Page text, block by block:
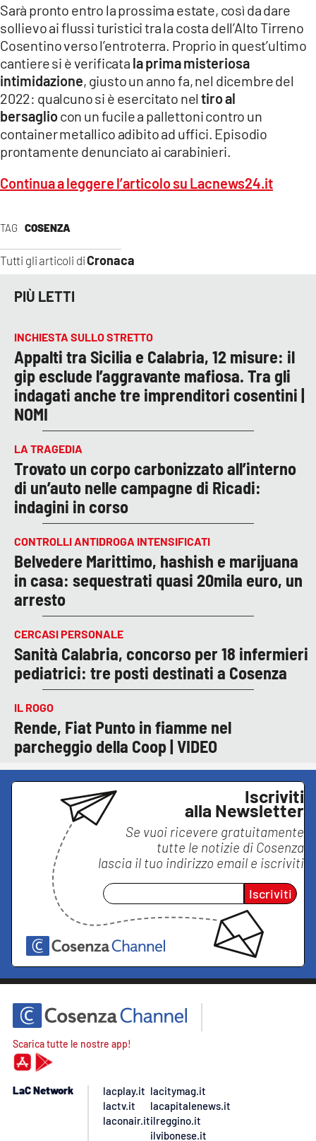
TAG COSENZA
Tutti gli articoli diCronaca
Sarà pronto entro la prossima estate, così da dare
sollievo ai flussi turistici tra la costa dell’Alto Tirreno
Cosentino verso l’entroterra. Proprio in quest’ultimo
cantiere si è verificata la prima misteriosa
intimidazione, giusto un anno fa, nel dicembre del
2022: qualcuno si è esercitato neltiro al
bersagliocon un fucile a pallettoni contro un
container metallico adibito ad uffici. Episodio
prontamente denunciato ai carabinieri.
Continua a leggere l’articolo su Lacnews24.it
PIÙ LETTI
INCHIESTA SULLO STRETTO
Appalti tra Sicilia e Calabria, 12 misure: il
gip esclude l’aggravante mafiosa. Tra gli
indagati anche tre imprenditori cosentini |
NOMI
LA TRAGEDIA
Trovato un corpo carbonizzato all’interno
di un’auto nelle campagne di Ricadi:
indagini in corso
CONTROLLI ANTIDROGA INTENSIFICATI
Belvedere Marittimo, hashish e marijuana
in casa: sequestrati quasi 20mila euro, un
arresto
CERCASI PERSONALE
Sanità Calabria, concorso per 18 infermieri
pediatrici: tre posti destinati a Cosenza
IL ROGO
Rende, Fiat Punto in fiamme nel
parcheggio della Coop | VIDEO
Iscriviti
alla Newsletter
Se vuoi ricevere gratuitamente
tutte le notizie di Cosenza
lascia il tuo indirizzo email e iscriviti
Iscriviti
Scarica tutte le nostre app!
LaC Network
lacplay.it
lactv.it
laconair.it
lacitymag.it
lacapitalenews.it
ilreggino.it
ilvibonese.it